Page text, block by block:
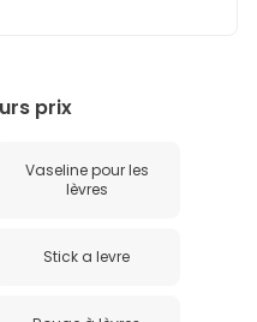
prix
Vaseline pour les
lèvres
Stick a levre